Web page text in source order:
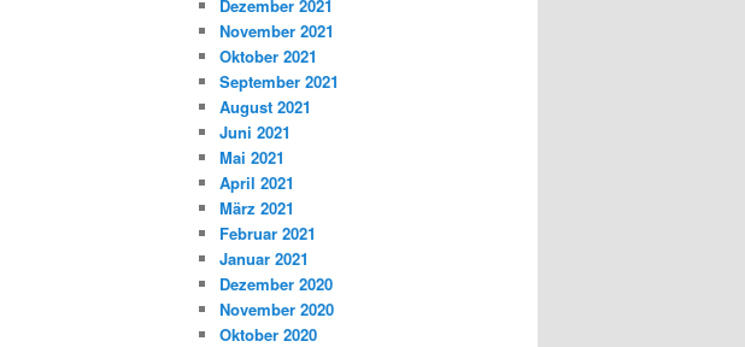
Dezember 2021
November 2021
Oktober 2021
September 2021
August 2021
Juni 2021
Mai 2021
April 2021
März 2021
Februar 2021
Januar 2021
Dezember 2020
November 2020
Oktober 2020